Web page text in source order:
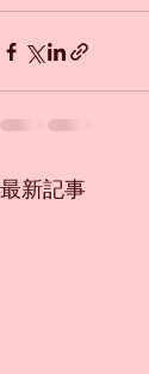
最新記事